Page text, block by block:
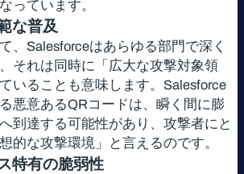
っています。
な普及
、Salesforceはあらゆる部門で深く
それは同時に「広大な攻撃対象領
いることも意味します。Salesforce
悪意あるQRコードは、瞬く間に膨
到達する可能性があり、攻撃者にと
的な攻撃環境」と言えるのです。
特有の脆弱性